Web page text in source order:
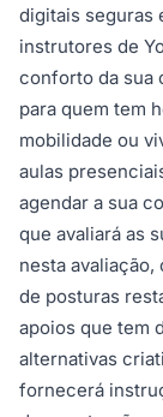
digitais seguras
instrutores de
conforto da sua
para quem tem
mobilidade ou
aulas
agendar a sua
que avaliará as
nesta
de posturas
apoios que tem
alternativas
fornecerá